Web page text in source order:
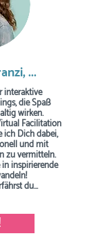
...
interaktive
die Spaß
wirken.
Facilitation
ich Dich dabei,
und mit
zu vermitteln.
inspirierende
du...